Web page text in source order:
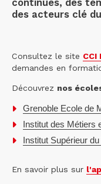
continues, des
des acteurs clé
Consultez le site CCI
demandes en
Découvrez nos
Grenoble Ecole de
Institut des Métiers
Institut Supérieur du
En savoir plus sur